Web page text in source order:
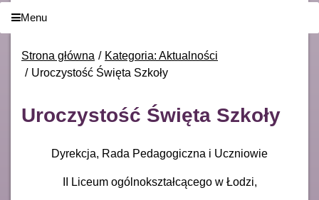
Menu
Strona główna
Kategoria: Aktualności
Uroczystość Święta Szkoły
Uroczystość Święta Szkoły
Dyrekcja, Rada Pedagogiczna i Uczniowie
II Liceum ogólnokształcącego w Łodzi,